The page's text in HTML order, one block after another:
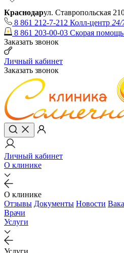
Краснодарул. Ставропольская
8 861 212-7-212 Колл-центр 24/
8 861 203-00-03 Скорая помощь
Заказать звонок
Личный кабинет
Заказать звонок
Личный кабинет
О клинике
О клинике
Отзывы Документы Новости
Врачи
Услуги
Услуги